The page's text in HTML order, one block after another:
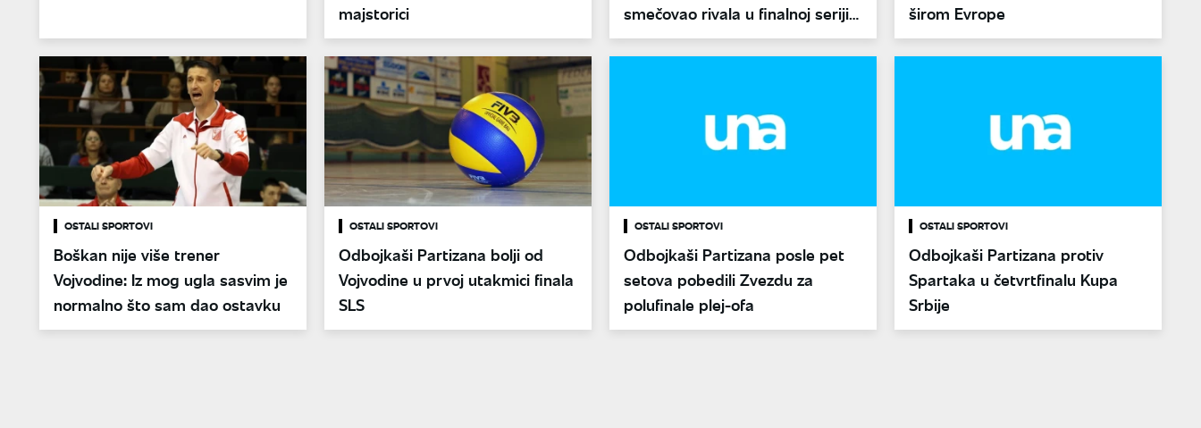
majstorici
smečovao rivala u finalnoj seriji
plej-ofa
širom Evrope
OSTALI SPORTOVI
Boškan nije više trener
Vojvodine: Iz mog ugla sasvim je
normalno što sam dao ostavku
OSTALI SPORTOVI
Odbojkaši Partizana bolji od
Vojvodine u prvoj utakmici finala
SLS
OSTALI SPORTOVI
Odbojkaši Partizana posle pet
setova pobedili Zvezdu za
polufinale plej-ofa
OSTALI SPORTOVI
Odbojkaši Partizana protiv
Spartaka u četvrtfinalu Kupa
Srbije